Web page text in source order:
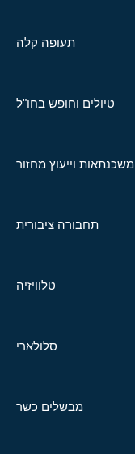
תעופה קלה
טיולים וחופש בחו"ל
משכנתאות וייעוץ מחזור
תחבורה ציבורית
טלוויזיה
סלולארי
מבשלים כשר